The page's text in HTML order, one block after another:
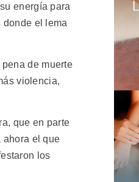
energía para
donde el lema
de muerte
violencia,
que en parte
ahora el que
los